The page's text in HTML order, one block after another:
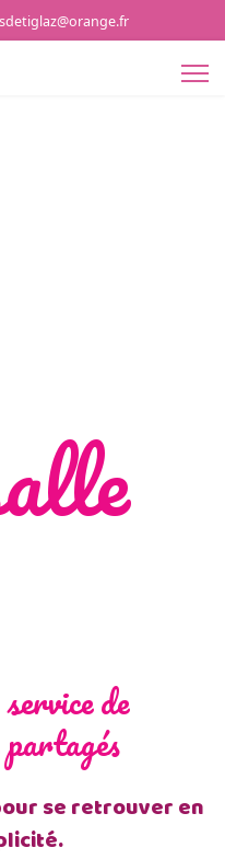
de
partagés
se retrouver en